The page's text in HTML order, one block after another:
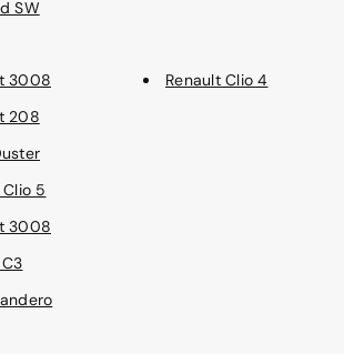
SW
3008
208
5
3008
Renault Clio 4